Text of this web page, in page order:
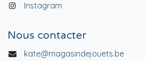
Instagram
Nous contacter
kate@magasindejouets.be